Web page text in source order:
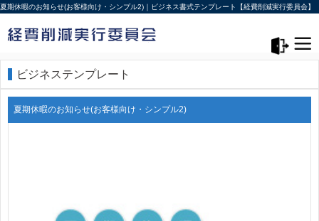
夏期休暇のお知らせ(お客様向け・シンプル2)｜ビジネス書式テンプレート【経費削減実行委員会】
ビジネステンプレート
夏期休暇のお知らせ(お客様向け・シンプル2)